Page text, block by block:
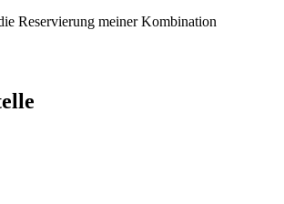
Reservierung meiner Kombination